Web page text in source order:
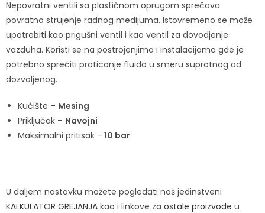
Nepovratni ventili sa plastičnom oprugom sprečava
povratno strujenje radnog medijuma. Istovremeno se može
upotrebiti kao prigušni ventil i kao ventil za dovodjenje
vazduha. Koristi se na postrojenjima i instalacijama gde je
potrebno sprečiti proticanje fluida u smeru suprotnog od
dozvoljenog.
Kućište – Mesing
Priključak – Navojni
Maksimalni pritisak – 10 bar
U daljem nastavku možete pogledati naš jedinstveni
KALKULATOR GREJANJA kao i linkove za ostale proizvode u